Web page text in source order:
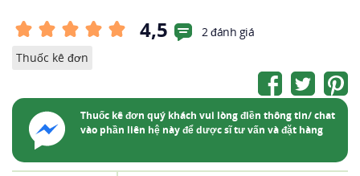
4,5
2 đánh giá
Thuốc kê đơn
Thuốc kê đơn quý khách vui lòng điền thông tin/ chat
vào phần liên hệ này để dược sĩ tư vấn và đặt hàng